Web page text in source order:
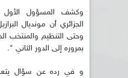
وكشف المسؤول الأول
الجزائري أن مونديال
وحتى التنظيم والمنتخب
بمروره إلى الدور الثاني ".
و في رده عن سؤال